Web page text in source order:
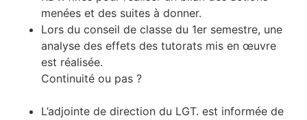
menées et des suites à donner.
Lors du conseil de classe du 1er semestre, une
analyse des effets des tutorats mis en œuvre
est réalisée.
Continuité ou pas ?
L’adjointe de direction du LGT. est informée de